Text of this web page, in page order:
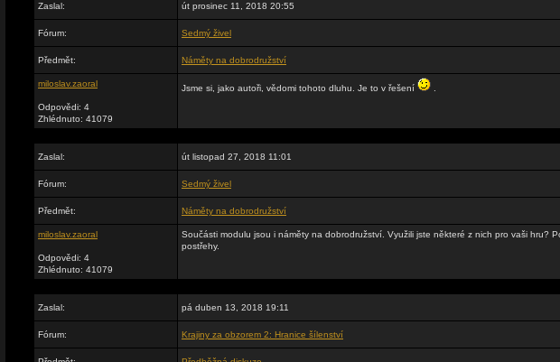
Zaslal: út prosinec 11, 2018 20:55
Fórum: Sedmý živel
Předmět: Náměty na dobrodružství
miloslav.zaoral
Odpovědi: 4
Zhlédnuto: 41079
Jsme si, jako autoři, vědomi tohoto dluhu. Je to v řešení
Zaslal: út listopad 27, 2018 11:01
Fórum: Sedmý živel
Předmět: Náměty na dobrodružství
miloslav.zaoral
Odpovědi: 4
Zhlédnuto: 41079
Součásti modulu jsou i náměty na dobrodružství. Využili jste některé z nich pro vaši hru?
postřehy.
Zaslal: pá duben 13, 2018 19:11
Fórum: Krajiny za obzorem 2: Hranice šílenství